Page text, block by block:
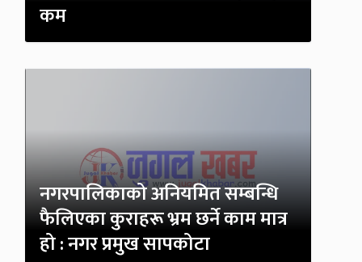
कम
नगरपालिकाको अनियमित सम्बन्धि
फैलिएका कुराहरू भ्रम छर्ने काम मात्र
हो : नगर प्रमुख सापकोटा